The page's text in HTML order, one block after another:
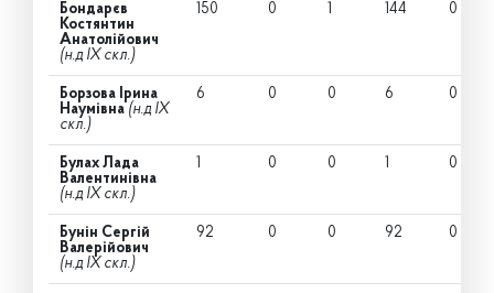
Бондарєв
Костянтин
Анатолійович
(н.д IX скл.)
150 0 1 144 0
Борзова Ірина
Наумівна (н.д IX
скл.)
6 0 0 6 0
Булах Лада
Валентинівна
(н.д IX скл.)
1 0 0 1 0
Бунін Сергій
Валерійович
(н.д IX скл.)
92 0 0 92 0